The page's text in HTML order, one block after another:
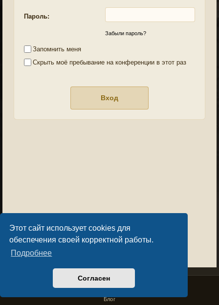
Этот сайт использует cookies для
обеспечения своей корректной работы.
Подробнее
Согласен
Пароль:
Забыли пароль?
Запомнить меня
Скрыть моё пребывание на конференции в этот раз
Privacy PolicyLicense Agreement
Copyright © Sacralium Games 2023-
Блог